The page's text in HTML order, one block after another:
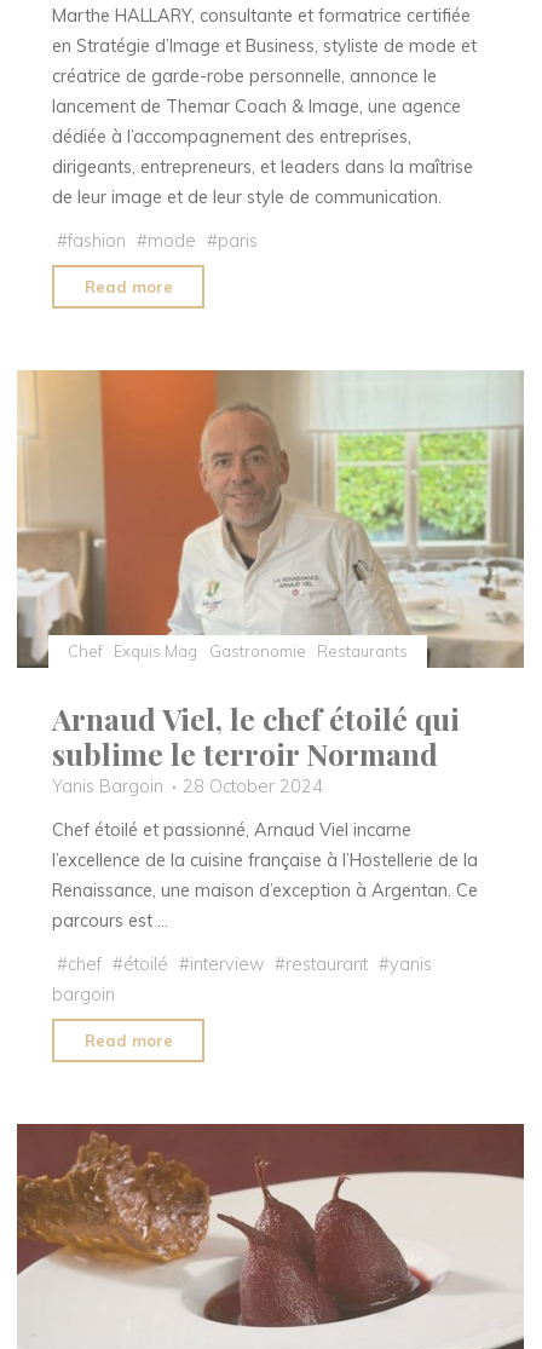
Marthe HALLARY, consultante et formatrice certifiée
en Stratégie d’Image et Business, styliste de mode et
créatrice de garde-robe personnelle, annonce le
lancement de Themar Coach & Image, une agence
dédiée à l’accompagnement des entreprises,
dirigeants, entrepreneurs, et leaders dans la maîtrise
de leur image et de leur style de communication.
#fashion #mode #paris
Read more
Chef Exquis Mag Gastronomie Restaurants
Arnaud Viel, le chef étoilé qui
sublime le terroir Normand
Yanis Bargoin
28 October 2024
Chef étoilé et passionné, Arnaud Viel incarne
l’excellence de la cuisine française à l’Hostellerie de la
Renaissance, une maison d’exception à Argentan. Ce
parcours est …
#chef #étoilé #interview #restaurant #yanis
bargoin
Read more
Viel,
chef
étoilé
qui
sublime
le
terroir
Normand"